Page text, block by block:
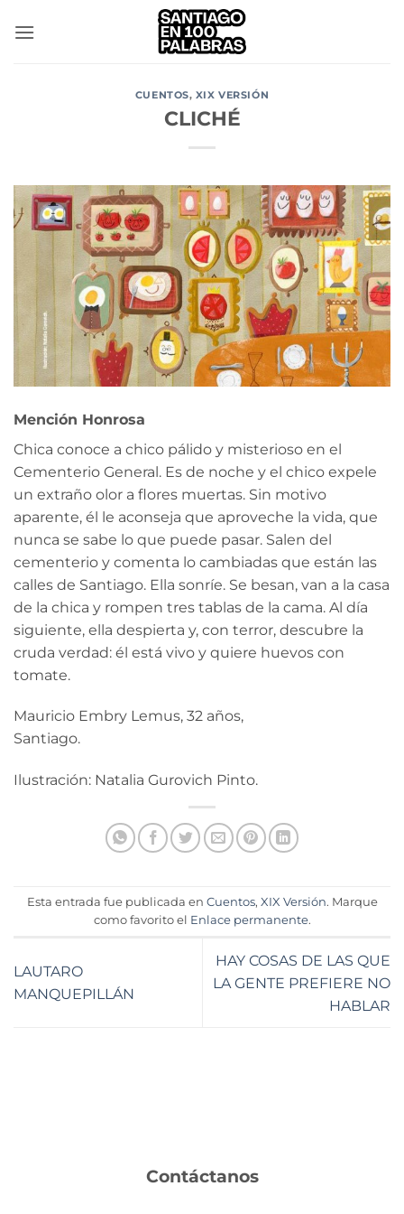
CUENTOS, XIX VERSIÓN
CLICHÉ
Mención Honrosa
Chica conoce a chico pálido y misterioso en el
Cementerio General. Es de noche y el chico expele
un extraño olor a flores muertas. Sin motivo
aparente, él le aconseja que aproveche la vida, que
nunca se sabe lo que puede pasar. Salen del
cementerio y comenta lo cambiadas que están las
calles de Santiago. Ella sonríe. Se besan, van a la casa
de la chica y rompen tres tablas de la cama. Al día
siguiente, ella despierta y, con terror, descubre la
cruda verdad: él está vivo y quiere huevos con
tomate.
Mauricio Embry Lemus, 32 años,
Santiago.
Ilustración: Natalia Gurovich Pinto.
Esta entrada fue publicada en Cuentos, XIX Versión. Marque
como favorito el Enlace permanente.
LAUTARO
MANQUEPILLÁN
HAY COSAS DE LAS QUE
LA GENTE PREFIERE NO
HABLAR
Contáctanos